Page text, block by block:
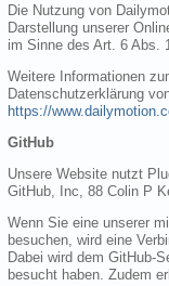
Die Nutzung von
Darstellung unserer
im Sinne des Art. 6 Abs.
Weitere Informationen
Datenschutzerklärung
https://
GitHub
Unsere Website nutzt
GitHub, Inc, 88 Colin P
Wenn Sie eine unserer
besuchen, wird eine
Dabei wird dem GitHub-
besucht haben. Zudem